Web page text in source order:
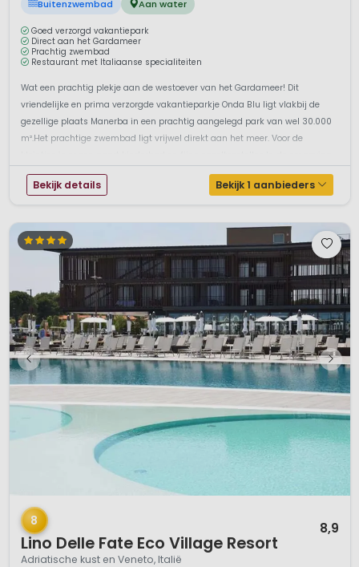
Buitenzwembad Aan water
Goed verzorgd vakantiepark
Direct aan het Gardameer
Prachtig zwembad
Restaurant met Italiaanse specialiteiten
Wat een prachtig plekje aan de westoever van het Gardameer! Dit
vriendelijke en prima verzorgde vakantieparkje Onda Blu ligt vlakbij de
gezellige plaats Manerba in een prachtig aangelegd park van wel 30.000
m².Het prachtige zwembad ligt vrijwel direkt aan het meer. Voor de
Bekijk details Bekijk 1 aanbieders
1 / 12
8
Lino Delle Fate Eco Village Resort
8,9
Adriatische kust en Veneto, Italië